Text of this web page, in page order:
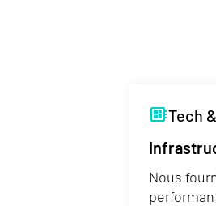
developer_boardTech
Nous